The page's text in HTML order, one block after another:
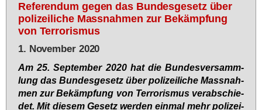
Referendum gegen das Bundesgesetz über
polizeiliche Massnahmen zur Bekämpfung
von Terrorismus
1. November 2020
Am 25. Sep­tem­ber 2020 hat die Bun­des­ver­samm­
lung das Bun­des­ge­setz über po­li­zei­li­che Mass­nah­
men zur Be­kämp­fung von Ter­ro­ris­mus ver­ab­schie­
det. Mit die­sem Ge­setz wer­den ein­mal mehr po­li­zei­